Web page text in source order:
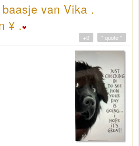
van Vika .
¥ .
" quote "
+0